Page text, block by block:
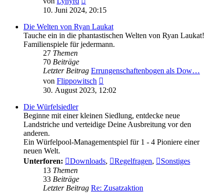
Beitrag
10. Juni 2024, 20:15
Die Welten von Ryan Laukat
Tauche ein in die phantastischen Welten von Ryan Laukat!
Familienspiele für jedermann.
27 Themen
70 Beiträge
Letzter Beitrag Errungenschaftenbogen als Dow…
von Flippowitsch
Beitrag
30. August 2023, 12:02
Die Würfelsiedler
Beginne mit einer kleinen Siedlung, entdecke neue
Landstriche und verteidige Deine Ausbreitung vor den
anderen.
Ein Würfelpool-Managementspiel für 1 - 4 Pioniere einer
neuen Welt.
Unterforen:
Downloads, Regelfragen,
Sonstiges
13 Themen
33 Beiträge
Letzter Beitrag Re: Zusatzaktion